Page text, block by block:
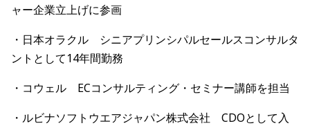
ャー企業立上げに参画
・日本オラクル シニアプリンシパルセールスコンサルタ
ントとして14年間勤務
・コウェル ECコンサルティング・セミナー講師を担当
・ルビナソフトウエアジャパン株式会社 CDOとして入